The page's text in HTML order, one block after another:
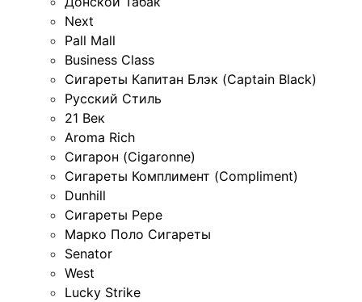
Next
Pall Mall
Business Class
Сигареты Капитан Блэк (Captain Black)
Русский Стиль
21 Век
Aroma Rich
Сигарон (Cigaronne)
Сигареты Комплимент (Compliment)
Dunhill
Сигареты Pepe
Марко Поло Сигареты
Senator
West
Lucky Strike